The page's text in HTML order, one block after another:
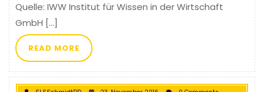
Quelle: IWW Institut für Wissen in der Wirtschaft
GmbH […]
READ MORE